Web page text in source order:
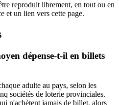
reproduit librement, en tout ou en
et un lien vers cette page.
dépense-t-il en billets
adulte au pays, selon les
sociétés de loterie provinciales.
n'achètent jamais de billet, alors